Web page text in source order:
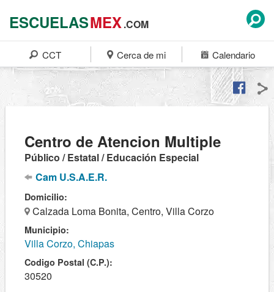
ESCUELASMEX.COM
CCT Cerca de mi Calendario
Centro de Atencion Multiple
Público / Estatal / Educación Especial
Cam U.S.A.E.R.
Domicilio:
Calzada Loma Bonita, Centro, Villa Corzo
Municipio:
Villa Corzo, Chiapas
Codigo Postal (C.P.):
30520